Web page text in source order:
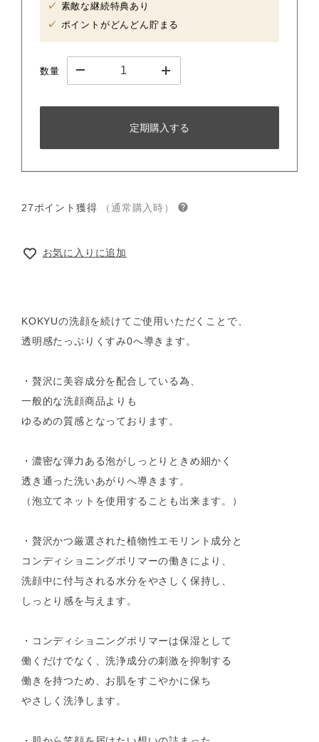
素敵な継続特典あり
ポイントがどんどん貯まる
数量
定期購入する
27ポイント獲得 （通常購入時）
お気に入りに追加
KOKYUの洗顔を続けてご使用いただくことで、
透明感たっぷりくすみ0へ導きます。
・贅沢に美容成分を配合している為、
一般的な洗顔商品よりも
ゆるめの質感となっております。
・濃密な弾力ある泡がしっとりときめ細かく
透き通った洗いあがりへ導きます。
（泡立てネットを使用することも出来ます。）
・贅沢かつ厳選された植物性エモリント成分と
コンディショニングポリマーの働きにより、
洗顔中に付与される水分をやさしく保持し、
しっとり感を与えます。
・コンディショニングポリマーは保湿として
働くだけでなく、洗浄成分の刺激を抑制する
働きを持つため、お肌をすこやかに保ち
やさしく洗浄します。